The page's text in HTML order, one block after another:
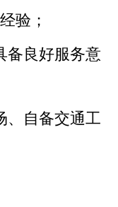
验；
备良好服务意
、自备交通工